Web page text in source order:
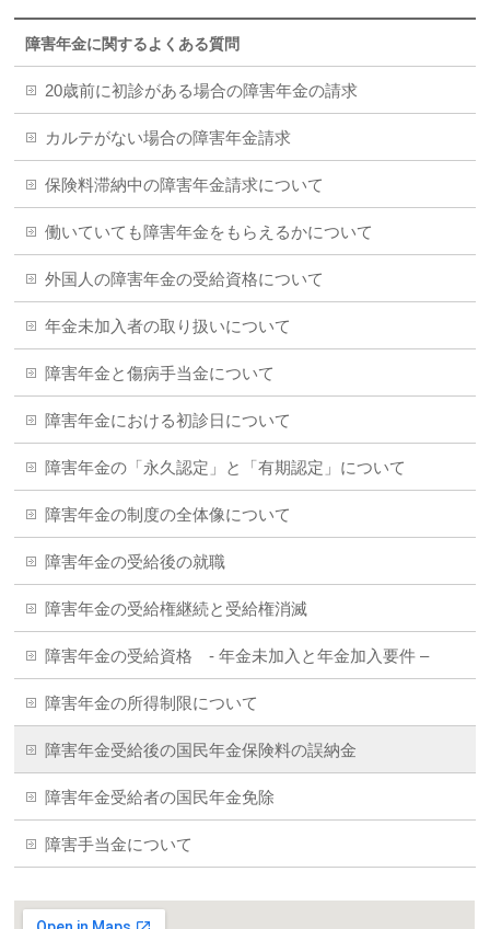
障害年金に関するよくある質問
20歳前に初診がある場合の障害年金の請求
カルテがない場合の障害年金請求
保険料滞納中の障害年金請求について
働いていても障害年金をもらえるかについて
外国人の障害年金の受給資格について
年金未加入者の取り扱いについて
障害年金と傷病手当金について
障害年金における初診日について
障害年金の「永久認定」と「有期認定」について
障害年金の制度の全体像について
障害年金の受給後の就職
障害年金の受給権継続と受給権消滅
障害年金の受給資格 - 年金未加入と年金加入要件 –
障害年金の所得制限について
障害年金受給後の国民年金保険料の誤納金
障害年金受給者の国民年金免除
障害手当金について